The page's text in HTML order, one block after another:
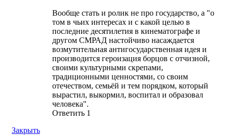
Вообще стать и ролик не про государство, а "о
том в чьих интересах и с какой целью в
последние десятилетия в кинематографе и
другом СМРАД настойчиво насаждается
возмутительная антигосударственная идея и
производится героизация борцов с отчизной,
своими культурными скрепами,
традиционными ценностями, со своим
отечеством, семьёй и тем порядком, который
вырастил, выкормил, воспитал и образовал
человека".
Ответить 1
Закрыть